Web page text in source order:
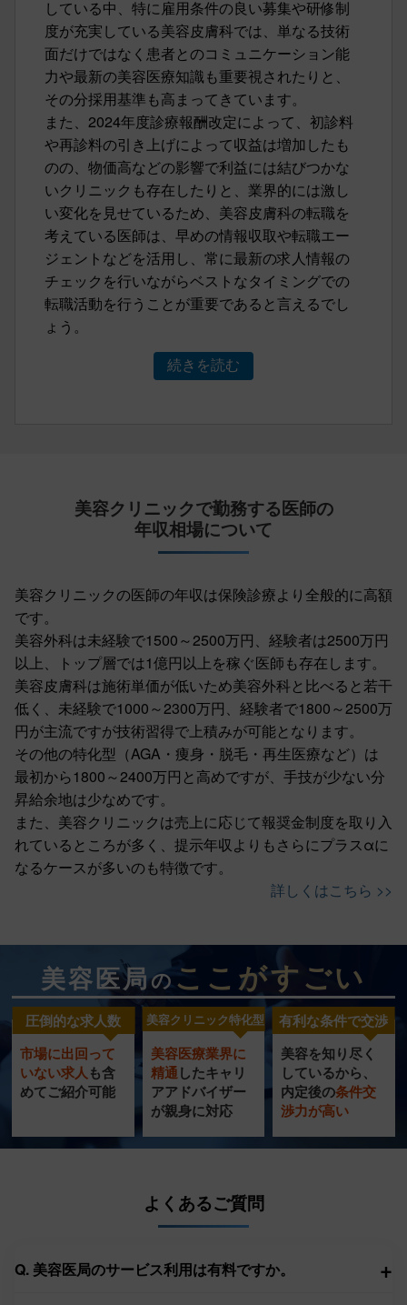
している中、特に雇用条件の良い募集や研修制
度が充実している美容皮膚科では、単なる技術
面だけではなく患者とのコミュニケーション能
力や最新の美容医療知識も重要視されたりと、
その分採用基準も高まってきています。
また、2024年度診療報酬改定によって、初診料
や再診料の引き上げによって収益は増加したも
のの、物価高などの影響で利益には結びつかな
いクリニックも存在したりと、業界的には激し
い変化を見せているため、美容皮膚科の転職を
考えている医師は、早めの情報収取や転職エー
ジェントなどを活用し、常に最新の求人情報の
チェックを行いながらベストなタイミングでの
転職活動を行うことが重要であると言えるでし
ょう。
続きを読む
美容クリニックで勤務する医師の
年収相場について
美容クリニックの医師の年収は保険診療より全般的に高額
です。
美容外科は未経験で1500～2500万円、経験者は2500万円
以上、トップ層では1億円以上を稼ぐ医師も存在します。
美容皮膚科は施術単価が低いため美容外科と比べると若干
低く、未経験で1000～2300万円、経験者で1800～2500万
円が主流ですが技術習得で上積みが可能となります。
その他の特化型（AGA・痩身・脱毛・再生医療など）は
最初から1800～2400万円と高めですが、手技が少ない分
昇給余地は少なめです。
また、美容クリニックは売上に応じて報奨金制度を取り入
れているところが多く、提示年収よりもさらにプラスαに
なるケースが多いのも特徴です。
詳しくはこちら >>
美容クリニック
特化型
圧倒的
求人数
充実の
転職サポート
美容医局の ここがすごい
圧倒的な求人数
市場に出回って
いない求人も含
めてご紹介可能
美容クリニック特化型
美容医療業界に
精通したキャリ
アアドバイザー
が親身に対応
有利な条件で交渉
美容を知り尽く
しているから、
内定後の条件交
渉力が高い
よくあるご質問
Q. 美容医局のサービス利用は有料ですか。 +